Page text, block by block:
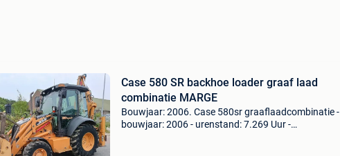
Case 580 SR backhoe loader graaf laad
combinatie MARGE
Bouwjaar: 2006. Case 580sr graaflaadcombinatie -
bouwjaar: 2006 - urenstand: 7.269 Uur -